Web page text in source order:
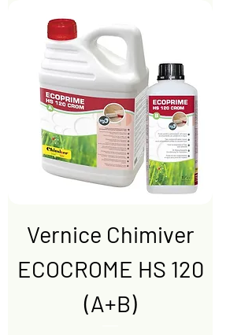
0
4
€
p
e
r
1
t
r
o
Vernice Chimiver
ECOCROME HS 120
(A+B)